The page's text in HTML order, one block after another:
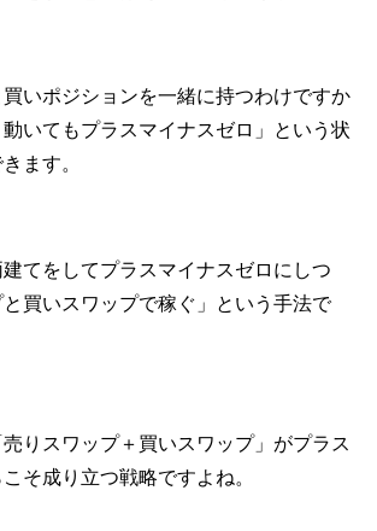
いポジションを一緒に持つわけですか
いてもプラスマイナスゼロ」という状
ます。
てをしてプラスマイナスゼロにしつ
買いスワップで稼ぐ」という手法で
りスワップ＋買いスワップ」がプラス
そ成り立つ戦略ですよね。